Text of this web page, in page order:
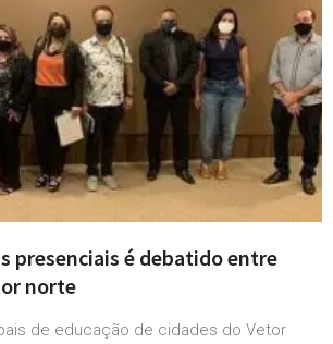
presenciais é debatido entre
norte
de educação de cidades do Vetor